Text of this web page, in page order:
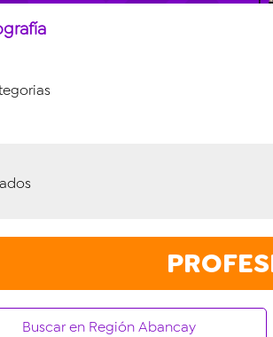
Buscar en Región Abancay